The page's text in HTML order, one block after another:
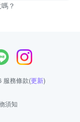
？
服務條款(更新)
須知